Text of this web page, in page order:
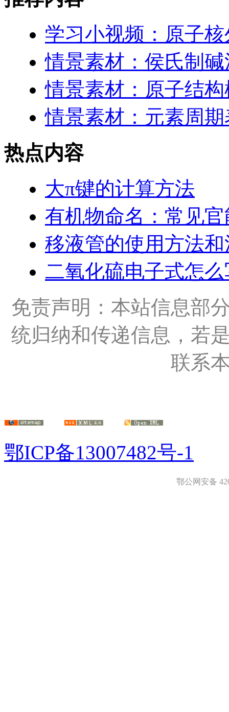
学习小视频：原子
情景素材：侯氏制
情景素材：原子结
情景素材：元素周
热点内容
大π键的计算方法
有机物命名：常见
移液管的使用方法
二氧化硫电子式怎
免责声明：本站信息部
统归纳和传递信息，若
联系
鄂ICP备13007482号-1
鄂公网安备